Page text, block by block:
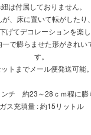
は付属しておりません。
、床に置いて転がした
げてデコレーションを楽し
で膨らませた形がきれ
す。
ットまでメール便発送可能
チ 約23～28ｃｍ程に膨
ガス充填量 : 約15リットル